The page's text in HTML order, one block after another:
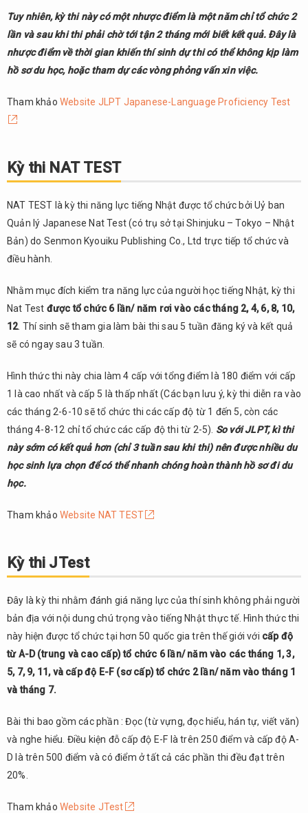
chung
về
các
tiếng
Tuy nhiên, kỳ thi này có một nhược điểm là một năm chỉ tổ chức 2
lần và sau khi thi phải chờ tới tận 2 tháng mới biết kết quả. Đây là
nhược điểm về thời gian khiến thí sinh dự thi có thể không kịp làm
hồ sơ du học, hoặc tham dự các vòng phỏng vấn xin việc.
Tham khảo Website JLPT Japanese-Language Proficiency Test
Kỳ thi NAT TEST
NAT TEST là kỳ thi năng lực tiếng Nhật được tổ chức bởi Uỷ ban
Quản lý Japanese Nat Test (có trụ sở tại Shinjuku – Tokyo – Nhật
Bản) do Senmon Kyouiku Publishing Co., Ltd trực tiếp tổ chức và
điều hành.
Nhằm mục đích kiểm tra năng lực của người học tiếng Nhật, kỳ thi
Nat Test được tổ chức 6 lần/ năm rơi vào các tháng 2, 4, 6, 8, 10,
12. Thí sinh sẽ tham gia làm bài thi sau 5 tuần đăng ký và kết quả
sẽ có ngay sau 3 tuần.
Hình thức thi này chia làm 4 cấp với tổng điểm là 180 điểm với cấp
1 là cao nhất và cấp 5 là thấp nhất (Các bạn lưu ý, kỳ thi diễn ra vào
các tháng 2-6-10 sẽ tổ chức thi các cấp độ từ 1 đến 5, còn các
tháng 4-8-12 chỉ tổ chức các cấp độ thi từ 2-5). So với JLPT, kì thi
này sớm có kết quả hơn (chỉ 3 tuần sau khi thi) nên được nhiều du
học sinh lựa chọn để có thể nhanh chóng hoàn thành hồ sơ đi du
học.
Tham khảo Website NAT TEST
Kỳ thi JTest
Đây là kỳ thi nhằm đánh giá năng lực của thí sinh không phải người
bản địa với nội dung chú trọng vào tiếng Nhật thực tế. Hình thức thi
này hiện được tổ chức tại hơn 50 quốc gia trên thế giới với cấp độ
từ A-D (trung và cao cấp) tổ chức 6 lần/ năm vào các tháng 1, 3,
5, 7, 9, 11, và cấp độ E-F (sơ cấp) tổ chức 2 lần/ năm vào tháng 1
và tháng 7.
Bài thi bao gồm các phần : Đọc (từ vựng, đọc hiểu, hán tự, viết văn)
và nghe hiểu. Điều kiện đỗ cấp độ E-F là trên 250 điểm và cấp độ A-
D là trên 500 điểm và có điểm ở tất cả các phần thi đều đạt trên
20%.
Tham khảo Website JTest